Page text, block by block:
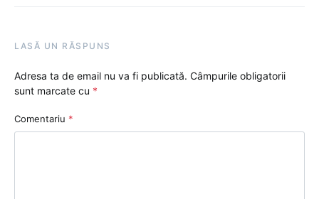
LASĂ UN RĂSPUNS
Adresa ta de email nu va fi publicată. Câmpurile obligatorii
sunt marcate cu *
Comentariu *